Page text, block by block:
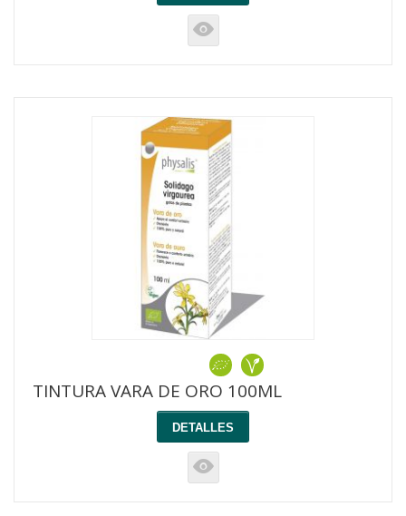
K
TINTURA VARA DE ORO 100ML
DETALLES
K